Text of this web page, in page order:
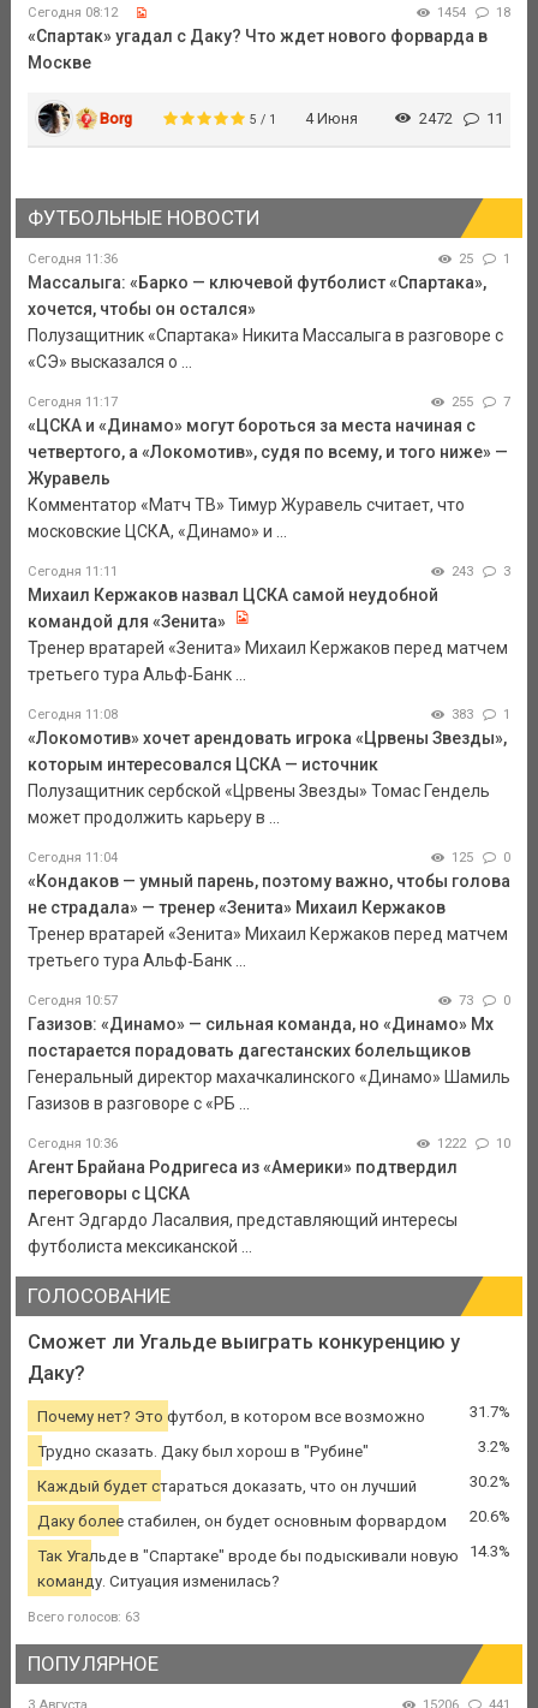
Сегодня 08:12 1454 18
«Спартак» угадал с Даку? Что ждет нового форварда в
Москве
Borg 5 / 1 4 Июня 2472 11
ФУТБОЛЬНЫЕ НОВОСТИ
Сегодня 11:36 25 1
Массалыга: «Барко — ключевой футболист «Спартака»,
хочется, чтобы он остался»
Полузащитник «Спартака» Никита Массалыга в разговоре с
«СЭ» высказался о ...
Сегодня 11:17 255 7
«ЦСКА и «Динамо» могут бороться за места начиная с
четвертого, а «Локомотив», судя по всему, и того ниже» —
Журавель
Комментатор «Матч ТВ» Тимур Журавель считает, что
московские ЦСКА, «Динамо» и ...
Сегодня 11:11 243 3
Михаил Кержаков назвал ЦСКА самой неудобной
командой для «Зенита»
Тренер вратарей «Зенита» Михаил Кержаков перед матчем
третьего тура Альф‑Банк ...
Сегодня 11:08 383 1
«Локомотив» хочет арендовать игрока «Црвены Звезды»,
которым интересовался ЦСКА — источник
Полузащитник сербской «Црвены Звезды» Томас Гендель
может продолжить карьеру в ...
Сегодня 11:04 125 0
«Кондаков — умный парень, поэтому важно, чтобы голова
не страдала» — тренер «Зенита» Михаил Кержаков
Тренер вратарей «Зенита» Михаил Кержаков перед матчем
третьего тура Альф‑Банк ...
Сегодня 10:57 73 0
Газизов: «Динамо» — сильная команда, но «Динамо» Мх
постарается порадовать дагестанских болельщиков
Генеральный директор махачкалинского «Динамо» Шамиль
Газизов в разговоре с «РБ ...
Сегодня 10:36 1222 10
Агент Брайана Родригеса из «Америки» подтвердил
переговоры с ЦСКА
Агент Эдгардо Ласалвия, представляющий интересы
футболиста мексиканской ...
ГОЛОСОВАНИЕ
Сможет ли Угальде выиграть конкуренцию у
Даку?
Почему нет? Это футбол, в котором все возможно 31.7%
Трудно сказать. Даку был хорош в "Рубине" 3.2%
Каждый будет стараться доказать, что он лучший 30.2%
Даку более стабилен, он будет основным форвардом 20.6%
Так Угальде в "Спартаке" вроде бы подыскивали новую
команду. Ситуация изменилась?
14.3%
Всего голосов: 63
ПОПУЛЯРНОЕ